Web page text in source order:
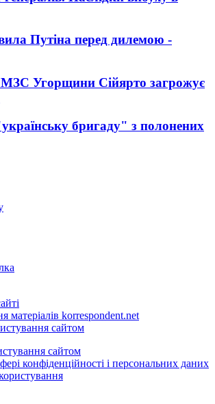
Путіна перед дилемою -
МЗС Угорщини Сійярто загрожує
бригаду" з полонених
матеріалів korrespondent.net
сайтом
сайтом
конфіденційності і персональних даних